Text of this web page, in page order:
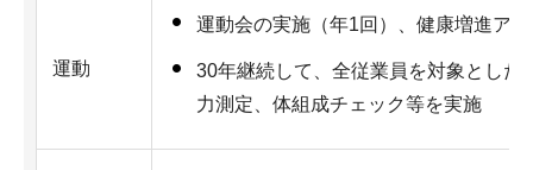
運動
運動会の実施（年1回）、健康増進ア
30年継続して、全従業員を対象とした
力測定、体組成チェック等を実施